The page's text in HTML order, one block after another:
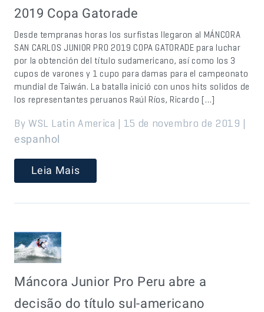
2019 Copa Gatorade
Desde tempranas horas los surfistas llegaron al MÁNCORA
SAN CARLOS JUNIOR PRO 2019 COPA GATORADE para luchar
por la obtención del título sudamericano, así como los 3
cupos de varones y 1 cupo para damas para el campeonato
mundial de Taiwán. La batalla inició con unos hits solidos de
los representantes peruanos Raúl Ríos, Ricardo […]
By WSL Latin America | 15 de novembro de 2019 |
espanhol
Leia Mais
Máncora Junior Pro Peru abre a
decisão do título sul-americano